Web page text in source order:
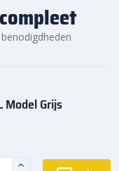
Model Grijs